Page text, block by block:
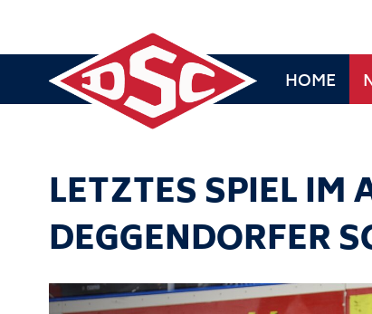
HOME
LETZTES SPIEL IM
DEGGENDORFER